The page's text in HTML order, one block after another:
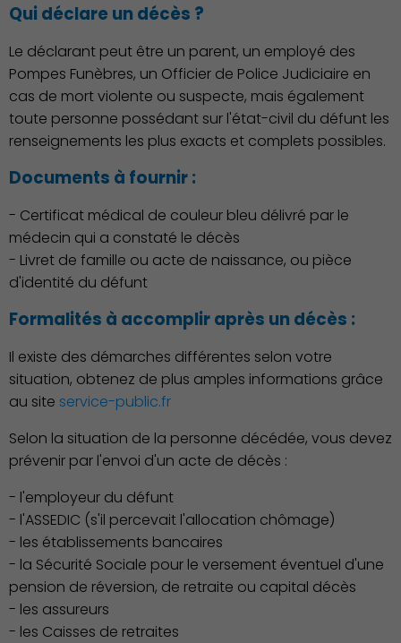
Démocratie locale
Qui déclare un décès ?
Le déclarant peut être un parent, un employé des
Pompes Funèbres, un Officier de Police Judiciaire en
cas de mort violente ou suspecte, mais également
toute personne possédant sur l'état-civil du défunt les
renseignements les plus exacts et complets possibles.
Documents à fournir :
- Certificat médical de couleur bleu délivré par le
médecin qui a constaté le décès
- Livret de famille ou acte de naissance, ou pièce
d'identité du défunt
Formalités à accomplir après un décès :
Il existe des démarches différentes selon votre
situation, obtenez de plus amples informations grâce
au site service-public.fr
Selon la situation de la personne décédée, vous devez
prévenir par l'envoi d'un acte de décès :
- l'employeur du défunt
- l'ASSEDIC (s'il percevait l'allocation chômage)
- les établissements bancaires
- la Sécurité Sociale pour le versement éventuel d'une
pension de réversion, de retraite ou capital décès
- les assureurs
- les Caisses de retraites